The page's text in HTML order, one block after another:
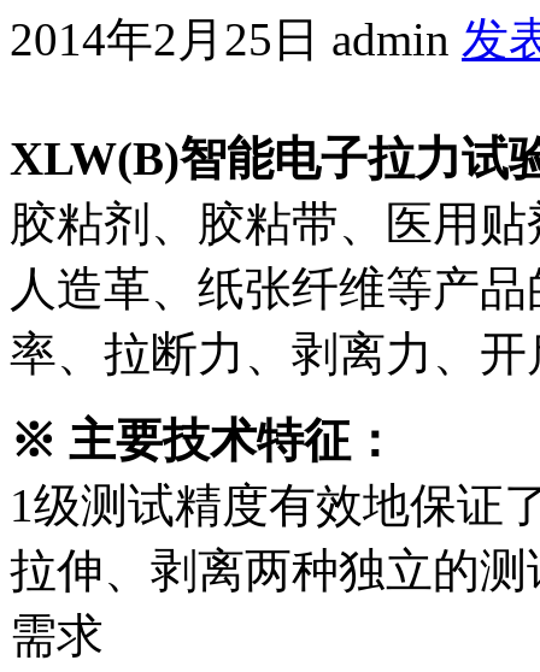
2014年2月25日 admin 发
XLW(B)智能电子拉力试
胶粘剂、胶粘带、医用
人造革、纸张纤维等产
率、拉断力、剥离力、
※ 主要技术特征：
1级测试精度有效地保证
拉伸、剥离两种独立的
需求